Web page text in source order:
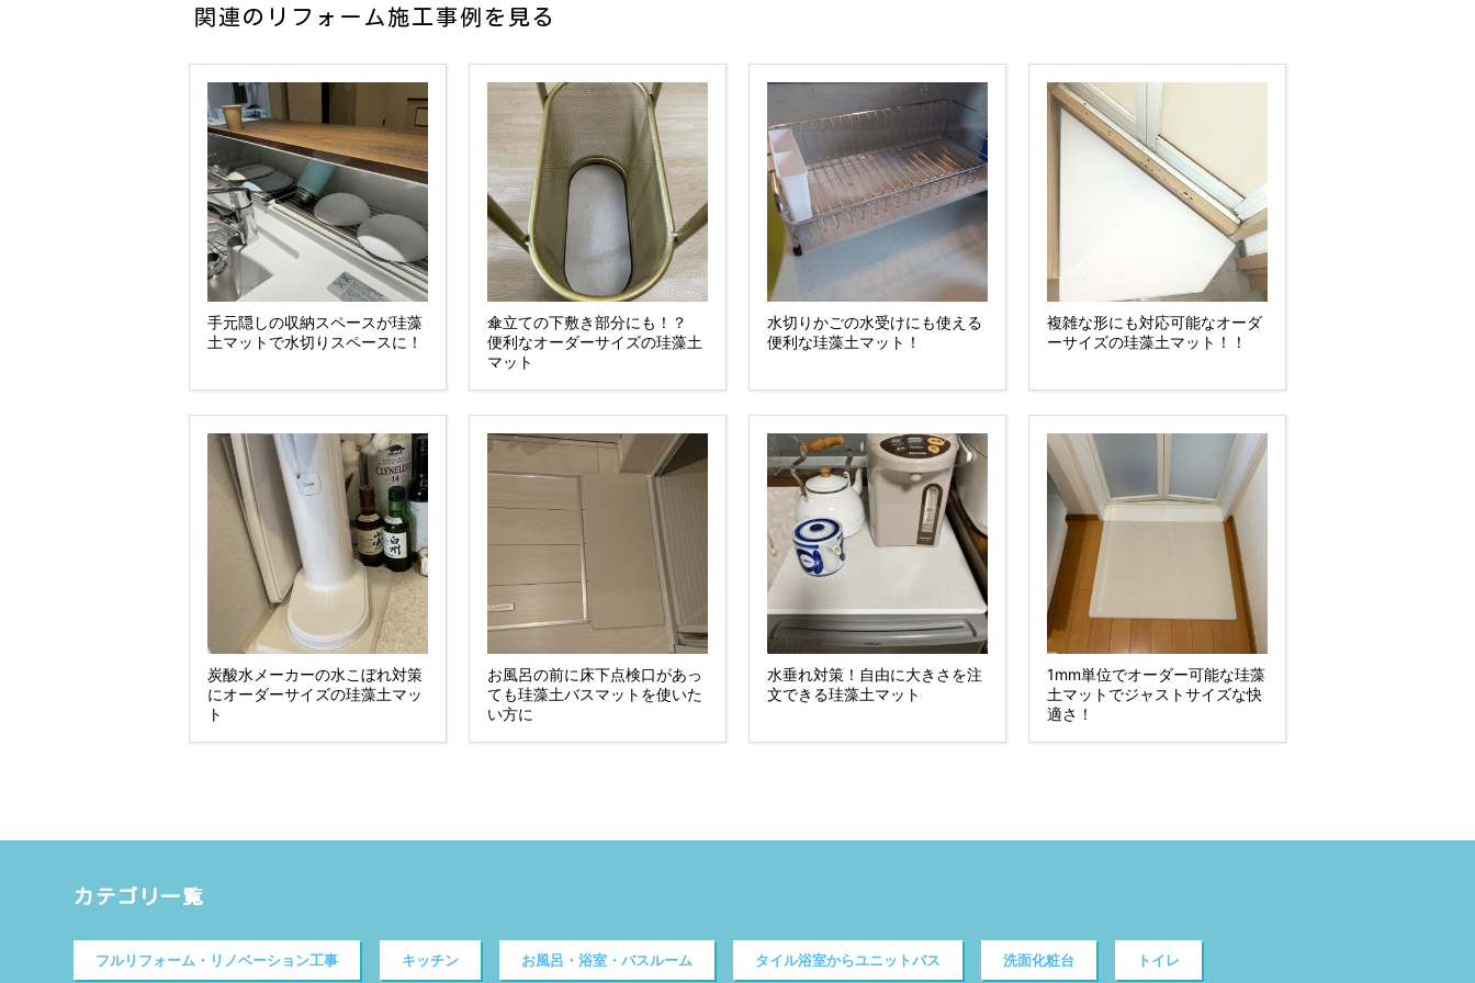
関連のリフォーム施工事例を見る
手元隠しの収納スペースが珪藻
土マットで水切りスペースに！
傘立ての下敷き部分にも！？
便利なオーダーサイズの珪藻土
マット
水切りかごの水受けにも使える
便利な珪藻土マット！
複雑な形にも対応可能なオーダ
ーサイズの珪藻土マット！！
炭酸水メーカーの水こぼれ対策
にオーダーサイズの珪藻土マッ
ト
お風呂の前に床下点検口があっ
ても珪藻土バスマットを使いた
い方に
水垂れ対策！自由に大きさを注
文できる珪藻土マット
1mm単位でオーダー可能な珪藻
土マットでジャストサイズな快
適さ！
カテゴリ一覧
フルリフォーム・リノベーション工事 キッチン お風呂・浴室・バスルーム タイル浴室からユニットバス 洗面化粧台 トイレ